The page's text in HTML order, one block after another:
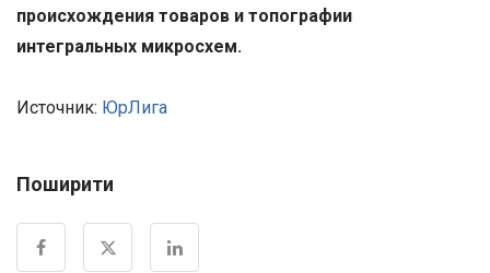
происхождения товаров и топографии
интегральных микросхем.
Источник: ЮрЛига
Поширити